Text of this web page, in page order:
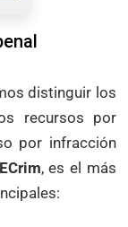
distinguir los
recursos por
por infracción
, es el más